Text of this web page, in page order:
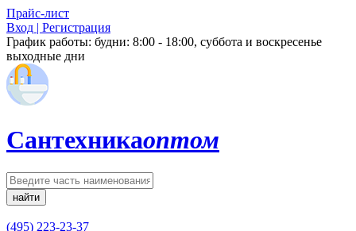
Прайс-лист
Вход | Регистрация
График работы: будни: 8:00 - 18:00, суббота и воскресенье
выходные дни
Сантехникаоптом
найти
(495) 223-23-37